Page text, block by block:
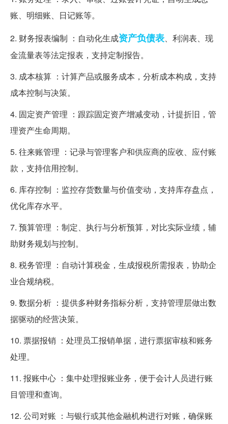
账、明细账、日记账等。
2. 财务报表编制 ：自动化生成资产负债表、利润表、现
金流量表等法定报表，支持定制报告。
3. 成本核算 ：计算产品或服务成本，分析成本构成，支持
成本控制与决策。
4. 固定资产管理 ：跟踪固定资产增减变动，计提折旧，管
理资产生命周期。
5. 往来账管理 ：记录与管理客户和供应商的应收、应付账
款，支持信用控制。
6. 库存控制 ：监控存货数量与价值变动，支持库存盘点，
优化库存水平。
7. 预算管理 ：制定、执行与分析预算，对比实际业绩，辅
助财务规划与控制。
8. 税务管理 ：自动计算税金，生成报税所需报表，协助企
业合规纳税。
9. 数据分析 ：提供多种财务指标分析，支持管理层做出数
据驱动的经营决策。
10. 票据报销 ：处理员工报销单据，进行票据审核和账务
处理。
11. 报账中心 ：集中处理报账业务，便于会计人员进行账
目管理和查询。
12. 公司对账 ：与银行或其他金融机构进行对账，确保账